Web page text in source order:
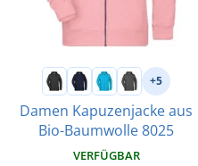
+5
Damen Kapuzenjacke aus
Bio-Baumwolle 8025
VERFÜGBAR